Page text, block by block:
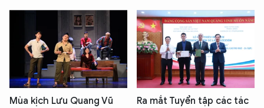
Mùa kịch Lưu Quang Vũ
Ra mắt Tuyển tập các tác